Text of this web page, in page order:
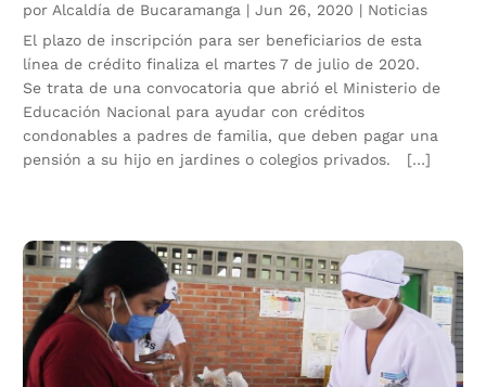
por Alcaldía de Bucaramanga |Jun 26, 2020 | Noticias
El plazo de inscripción para ser beneficiarios de esta
línea de crédito finaliza el martes 7 de julio de 2020.
Se trata de una convocatoria que abrió el Ministerio de
Educación Nacional para ayudar con créditos
condonables a padres de familia, que deben pagar una
pensión a su hijo en jardines o colegios privados. […]